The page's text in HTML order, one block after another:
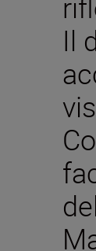
Il